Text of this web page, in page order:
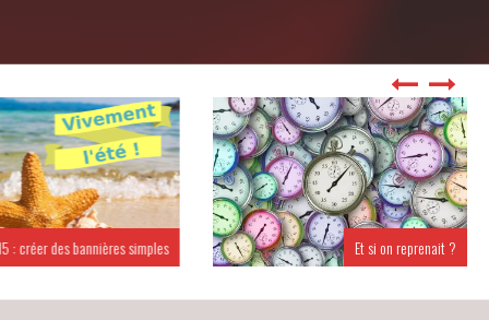
créer des bannières simples Et si on reprenait ?